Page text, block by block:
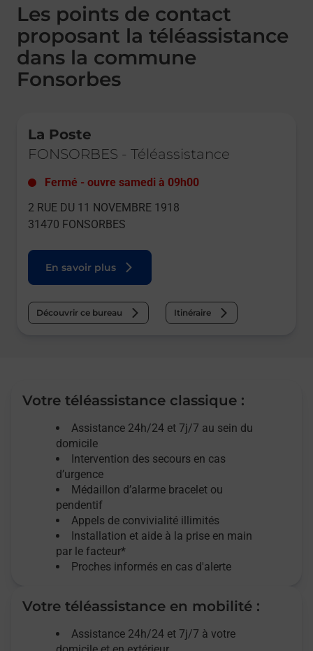
Les points de contact
proposant la téléassistance
dans la commune
Fonsorbes
La Poste
FONSORBES - Téléassistance
Fermé - ouvre samedi à 09h00
2 RUE DU 11 NOVEMBRE 1918
31470 FONSORBES
En savoir plus
Découvrir ce bureau Itinéraire
Votre téléassistance classique :
Assistance 24h/24 et 7j/7 au sein du
domicile
Intervention des secours en cas
d’urgence
Médaillon d’alarme bracelet ou
pendentif
Appels de convivialité illimités
Installation et aide à la prise en main
par le facteur*
Proches informés en cas d'alerte
Votre téléassistance en mobilité :
Assistance 24h/24 et 7j/7 à votre